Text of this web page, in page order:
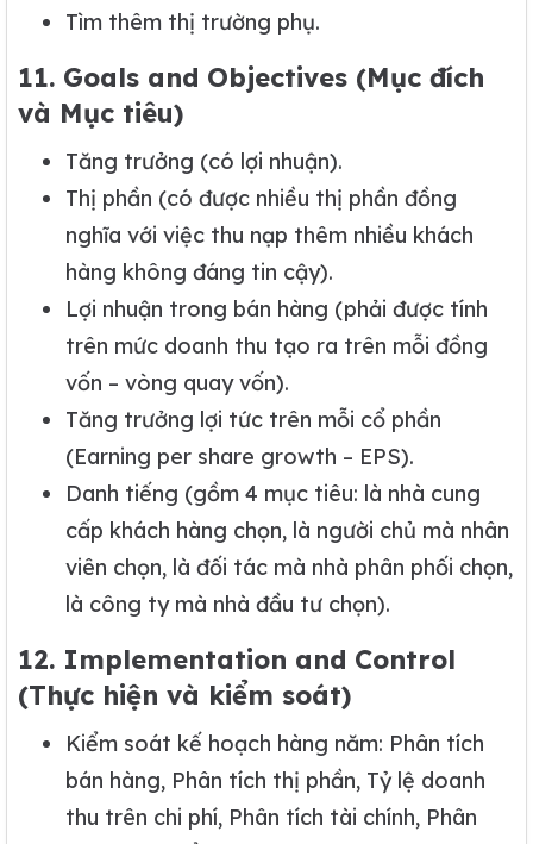
Tìm thêm thị trường phụ.
11. Goals and Objectives (Mục đích
và Mục tiêu)
Tăng trưởng (có lợi nhuận).
Thị phần (có được nhiều thị phần đồng
nghĩa với việc thu nạp thêm nhiều khách
hàng không đáng tin cậy).
Lợi nhuận trong bán hàng (phải được tính
trên mức doanh thu tạo ra trên mỗi đồng
vốn – vòng quay vốn).
Tăng trưởng lợi tức trên mỗi cổ phần
(Earning per share growth – EPS).
Danh tiếng (gồm 4 mục tiêu: là nhà cung
cấp khách hàng chọn, là người chủ mà nhân
viên chọn, là đối tác mà nhà phân phối chọn,
là công ty mà nhà đầu tư chọn).
12. Implementation and Control
(Thực hiện và kiểm soát)
Kiểm soát kế hoạch hàng năm: Phân tích
bán hàng, Phân tích thị phần, Tỷ lệ doanh
thu trên chi phí, Phân tích tài chính, Phân